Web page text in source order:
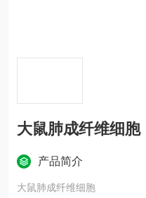
大鼠肺成纤维细胞
产品简介
大鼠肺成纤维细胞